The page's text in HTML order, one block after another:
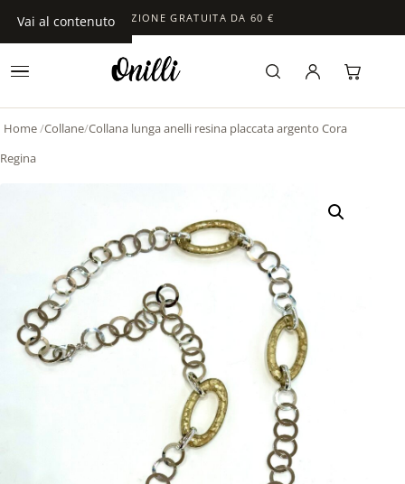
Vai al contenutoSPEDIZIONE GRATUITA DA 60 €
Home /Collane/Collana lunga anelli resina placcata argento Cora
Regina